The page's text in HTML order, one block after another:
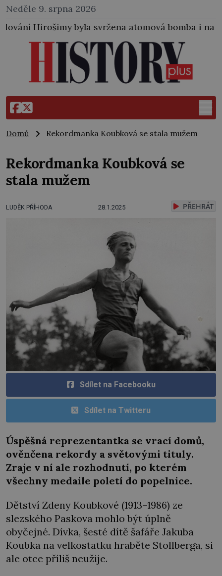
Neděle 9. srpna 2026
svržena atomová bomba i na japonské město
Domů Rekordmanka Koubková se stala mužem
Rekordmanka Koubková se
stala mužem
LUDĚK PŘÍHODA 28.1.2025 PŘEHRÁT
Sdílet na Facebooku
Sdílet na Twitteru
Úspěšná reprezentantka se vrací domů,
ověnčena rekordy a světovými tituly.
Zraje v ní ale rozhodnutí, po kterém
všechny medaile poletí do popelnice.
Dětství Zdeny Koubkové (1913–1986) ze
slezského Paskova mohlo být úplně
obyčejné. Dívka, šesté dítě šafáře Jakuba
Koubka na velkostatku hraběte Stollberga, si
ale otce příliš neužije.